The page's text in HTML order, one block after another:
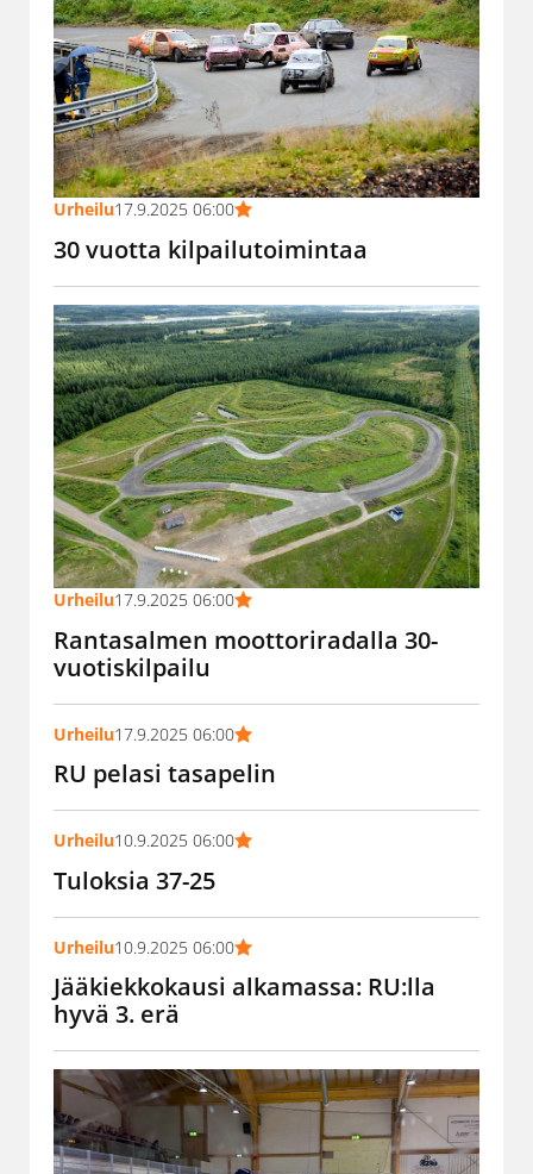
Urheilu17.9.2025 06:00
30 vuotta kilpailutoimintaa
Urheilu17.9.2025 06:00
Rantasalmen moottoriradalla 30-
vuotiskilpailu
Urheilu17.9.2025 06:00
RU pelasi tasapelin
Urheilu10.9.2025 06:00
Tuloksia 37-25
Urheilu10.9.2025 06:00
Jääkiekkokausi alkamassa: RU:lla
hyvä 3. erä